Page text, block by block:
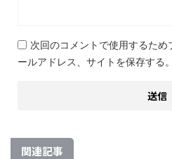
次回のコメントで使用するた
ールアドレス、サイトを保存する。
関連記事